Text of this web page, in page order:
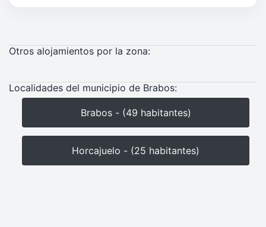
Otros alojamientos por la zona:
Localidades del municipio de Brabos:
Brabos - (49 habitantes)
Horcajuelo - (25 habitantes)